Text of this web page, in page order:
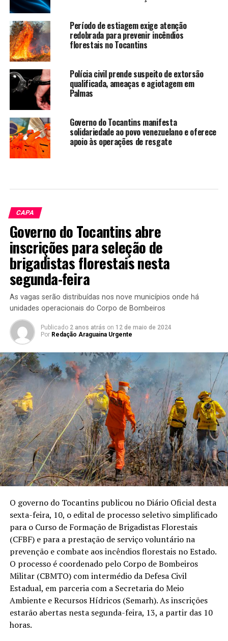
Período de estiagem exige atenção
redobrada para prevenir incêndios
florestais no Tocantins
Polícia civil prende suspeito de extorsão
qualificada, ameaças e agiotagem em
Palmas
Governo do Tocantins manifesta
solidariedade ao povo venezuelano e oferece
apoio às operações de resgate
CAPA
Governo do Tocantins abre
inscrições para seleção de
brigadistas florestais nesta
segunda-feira
As vagas serão distribuídas nos nove municípios onde há
unidades operacionais do Corpo de Bombeiros
Publicado 2 anos atrás on 12 de maio de 2024
Por Redação Araguaina Urgente
O governo do Tocantins publicou no Diário Oficial desta
sexta-feira, 10, o edital de processo seletivo simplificado
para o Curso de Formação de Brigadistas Florestais
(CFBF) e para a prestação de serviço voluntário na
prevenção e combate aos incêndios florestais no Estado.
O processo é coordenado pelo Corpo de Bombeiros
Militar (CBMTO) com intermédio da Defesa Civil
Estadual, em parceria com a Secretaria do Meio
Ambiente e Recursos Hídricos (Semarh). As inscrições
estarão abertas nesta segunda-feira, 13, a partir das 10
horas.